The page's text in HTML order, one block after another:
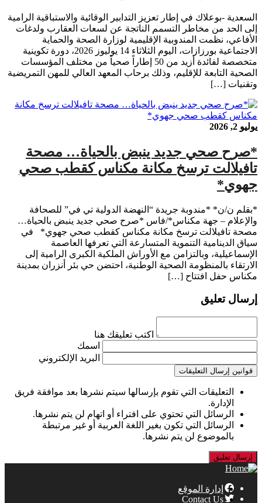
السعدية -بوعلاك في إطار تعزيز التدابير الوقائية والاستباقية الرامية
إلى الحد من مخاطر التسمم الناتجة عن لسعات العقارب ولدغات
الأفاعي، نظمت المندوبية الإقليمية لوزارة الصحة والحماية
الاجتماعية بورزازات، اليوم الثلاثاء 14 يوليوز 2026، دورة تكوينية
متخصصة لفائدة أزيد من 50 إطاراً صحياً من مختلف المؤسسات
الصحية التابعة للإقليم، وذلك برحاب المعهد العالي للمهن التمريضية
وتقنيات […]
يوليو 2, 2026
*صرح صحي جديد ينبض بالحياة… مصحة
تافيلالت ترسخ مكانة مكناس كقطب صحي
جهوي*
*بقلم ن/ن* *مندوبة جريدة “النهضة الدولية تي في” للصحافة
والإعلام – جهة مكناس*/فاس *صرح صحي جديد ينبض بالحياة…
مصحة تافيلالت ترسخ مكانة مكناس كقطب صحي جهوي* في
سياق الدينامية التنموية المتسارعة التي تعرفها العاصمة
الإسماعيلية، وبالتزامن مع الأوراش الملكية الكبرى الرامية إلى
الارتقاء بالمنظومة الصحية الوطنية، احتضن حي بئر أنزران بمدينة
مكناس حفل افتتاح […]
إرسال تعليق
اكتب تعليقك هنا
اسمك
البريد الإلكتروني
قوانين إرسال التعليقات
التعليقات التي تقوم بإرسالها سيتم نشرها بعد موافقة فريق
الإدارة.
الرسائل التي تحتوي على افتراء أو اتهام لن يتم نشرها.
الرسائل التي تكون بغير اللغة العربية أو غير مرتبطة
بالموضوع لن يتم نشرها.
إدارة الموقع
Contact Us